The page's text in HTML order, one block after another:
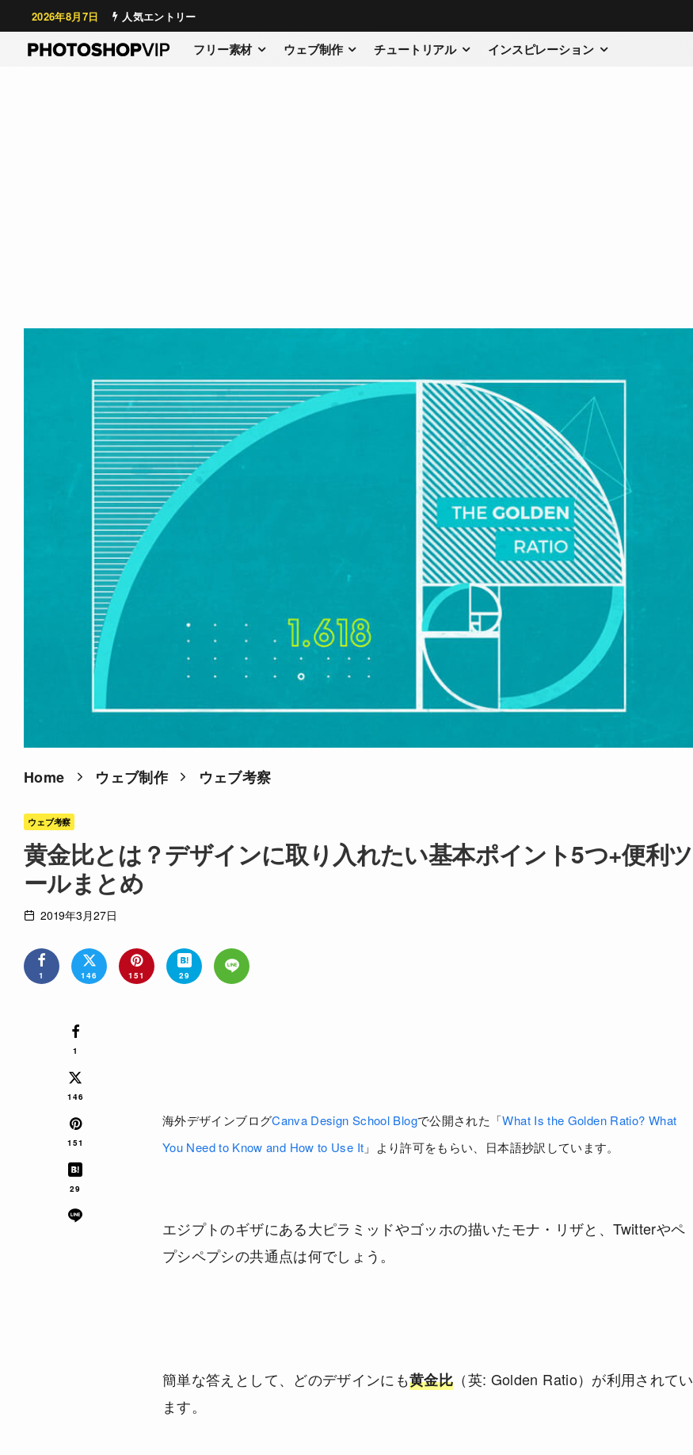
2026年8月7日 人気エントリー
フリー素材 ウェブ制作 チュートリアル インスピレーション
Home ウェブ制作 ウェブ考察
ウェブ考察
黄金比とは？デザインに取り入れたい基本ポイント5つ+便利ツ
ールまとめ
2019年3月27日
1 146 151 29
1
146
151
29
海外デザインブログCanva Design School Blogで公開された「What Is the Golden Ratio? What
You Need to Know and How to Use It 」より許可をもらい、日本語抄訳しています。
エジプトのギザにある大ピラミッドやゴッホの描いたモナ・リザと、Twitterやペ
プシペプシの共通点は何でしょう。
簡単な答えとして、どのデザインにも黄金比 （英: Golden Ratio）が利用されてい
ます。